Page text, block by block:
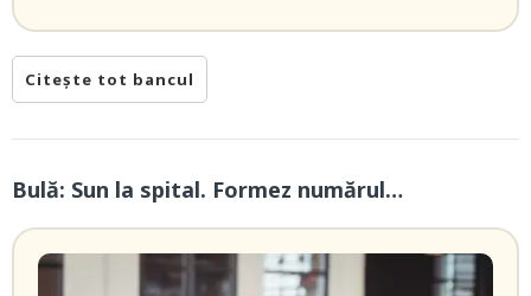
Citește tot bancul
Bulă: Sun la spital. Formez numărul…